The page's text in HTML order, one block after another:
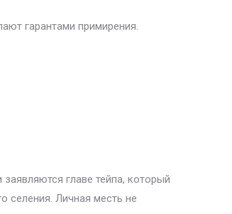
гарантами примирения.
главе тейпа, который
селения. Личная месть не